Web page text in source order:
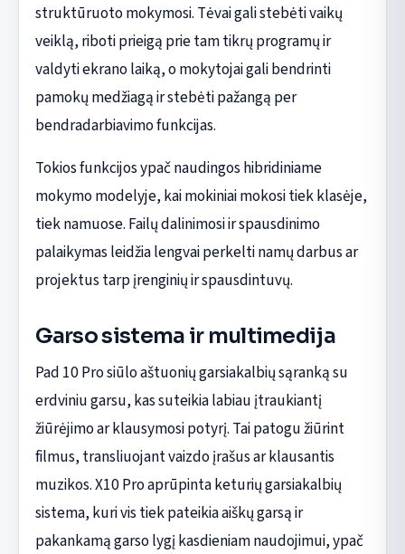
struktūruoto mokymosi. Tėvai gali stebėti vaikų
veiklą, riboti prieigą prie tam tikrų programų ir
valdyti ekrano laiką, o mokytojai gali bendrinti
pamokų medžiagą ir stebėti pažangą per
bendradarbiavimo funkcijas.
Tokios funkcijos ypač naudingos hibridiniame
mokymo modelyje, kai mokiniai mokosi tiek klasėje,
tiek namuose. Failų dalinimosi ir spausdinimo
palaikymas leidžia lengvai perkelti namų darbus ar
projektus tarp įrenginių ir spausdintuvų.
Garso sistema ir multimedija
Pad 10 Pro siūlo aštuonių garsiakalbių sąranką su
erdviniu garsu, kas suteikia labiau įtraukiantį
žiūrėjimo ar klausymosi potyrį. Tai patogu žiūrint
filmus, transliuojant vaizdo įrašus ar klausantis
muzikos. X10 Pro aprūpinta keturių garsiakalbių
sistema, kuri vis tiek pateikia aiškų garsą ir
pakankamą garso lygį kasdieniam naudojimui, ypač